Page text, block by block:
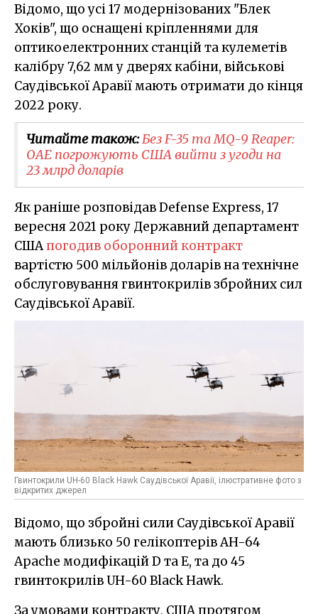
Відомо, що усі 17 модернізованих "Блек
Хоків", що оснащені кріпленнями для
оптикоелектронних станцій та кулеметів
калібру 7,62 мм у дверях кабіни, військові
Саудівської Аравії мають отримати до кінця
2022 року.
Читайте також:Без F-35 та MQ-9 Reaper:
ОАЕ погрожують США вийти з угоди на
23 млрд доларів
Як раніше розповідав Defense Express, 17
вересня 2021 року Державний департамент
СШАпогодив оборонний контракт
вартістю 500 мільйонів доларів на технічне
обслуговування гвинтокрилів збройних сил
Саудівської Аравії.
Гвинтокрили UH-60 Black Hawk Саудівської Аравії, ілюстративне фото з
відкритих джерел
Відомо, що збройні сили Саудівської Аравії
мають близько 50 гелікоптерів AH-64
Apache модифікацій D та E, та до 45
гвинтокрилів UH-60 Black Hawk.
За умовами контракту, США протягом